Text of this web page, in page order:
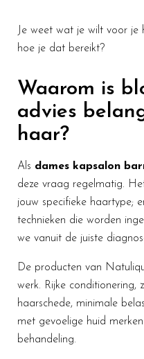
Je weet wat je wilt voor
hoe je dat bereikt?
Waarom is
advies
haar?
Als dames kapsalon
deze vraag regelmatig.
jouw specifieke haartype;
technieken die worden
we vanuit de juiste
De producten van
werk. Rijke conditionering,
haarschede, minimale
met gevoelige huid
behandeling.